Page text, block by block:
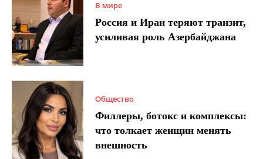
В мире
Россия и Иран теряют транзит,
усиливая роль Азербайджана
Общество
Филлеры, ботокс и комплексы:
что толкает женщин менять
внешность